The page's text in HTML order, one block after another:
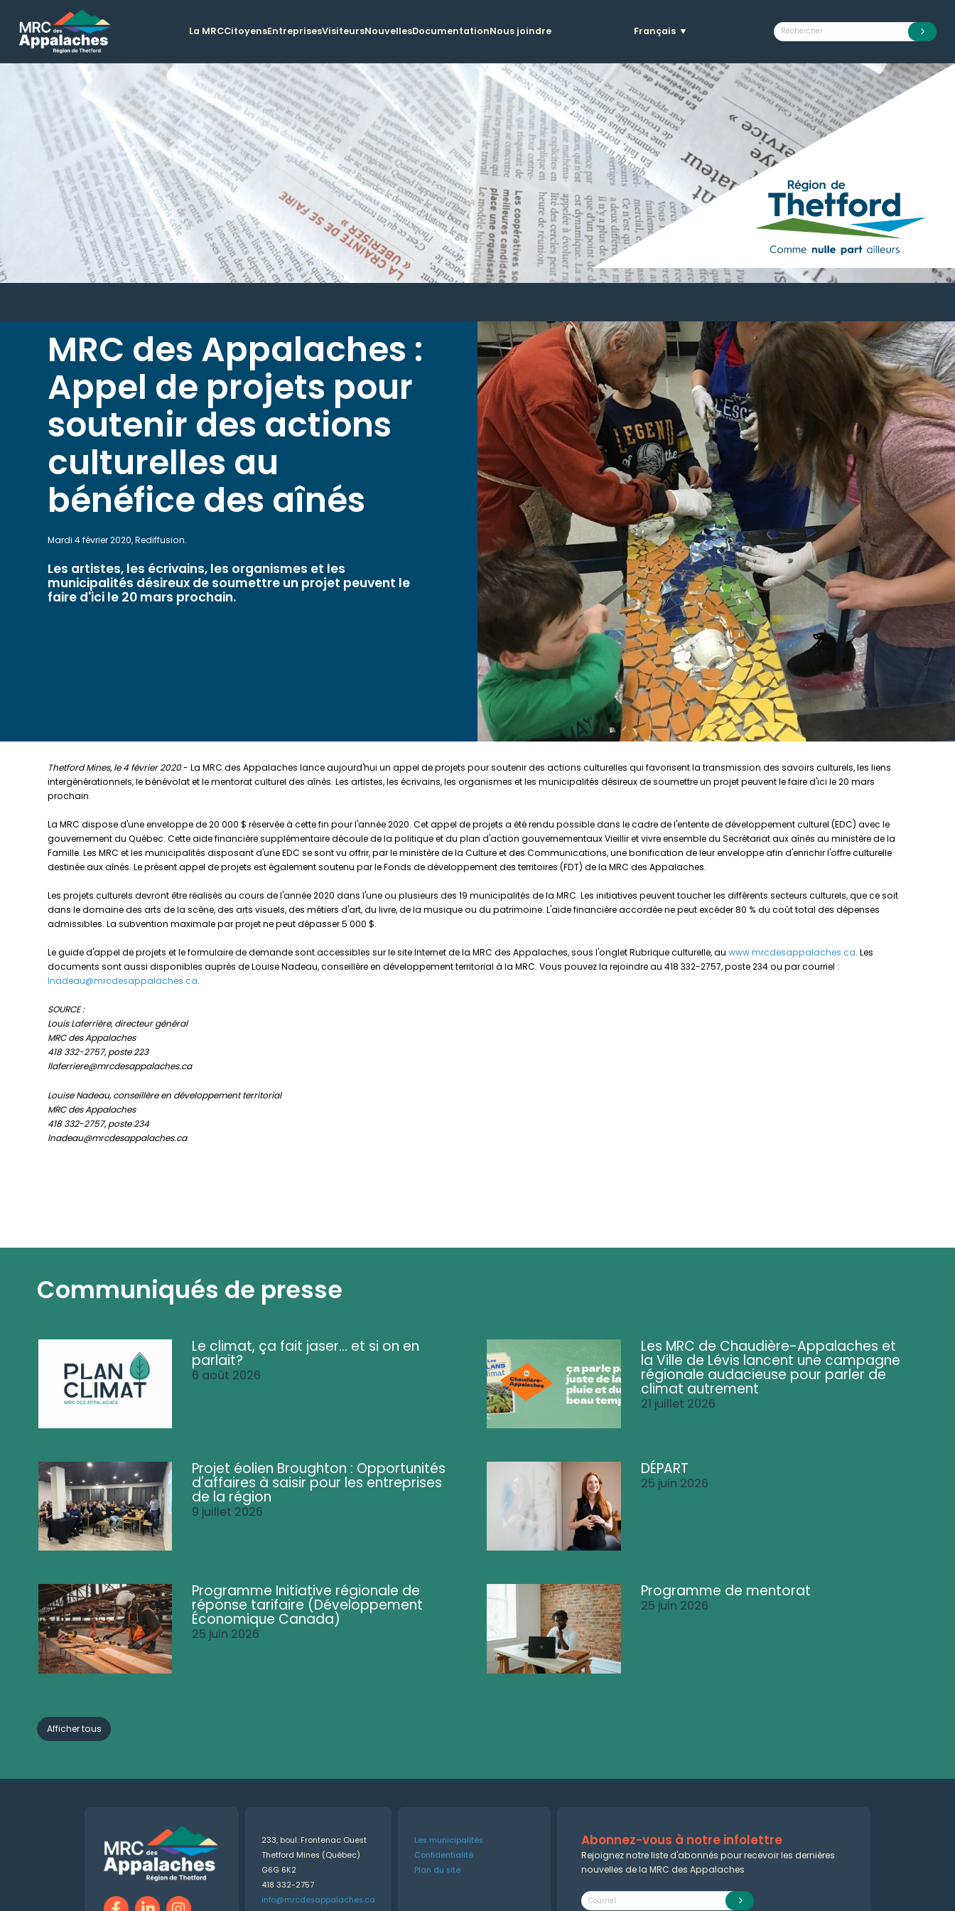
La MRCCitoyensEntreprisesVisiteursNouvellesDocumentationNous joindre Français ▼
MRC des Appalaches :
Appel de projets pour
soutenir des actions
culturelles au
bénéfice des aînés
Mardi 4 février 2020, Rediffusion.
Les artistes, les écrivains, les organismes et les
municipalités désireux de soumettre un projet peuvent le
faire d'ici le 20 mars prochain.
Thetford Mines, le 4 février 2020- La MRC des Appalaches lance aujourd'hui un appel de projets pour soutenir des actions culturelles qui favorisent la transmission des savoirs culturels, les liens
intergénérationnels, le bénévolat et le mentorat culturel des aînés. Les artistes, les écrivains, les organismes et les municipalités désireux de soumettre un projet peuvent le faire d'ici le 20 mars
prochain.
La MRC dispose d'une enveloppe de 20 000 $ réservée à cette fin pour l'année 2020. Cet appel de projets a été rendu possible dans le cadre de l'entente de développement culturel (EDC) avec le
gouvernement du Québec. Cette aide financière supplémentaire découle de la politique et du plan d'action gouvernementaux Vieillir et vivre ensemble du Secrétariat aux aînés au ministère de la
Famille. Les MRC et les municipalités disposant d'une EDC se sont vu offrir, par le ministère de la Culture et des Communications, une bonification de leur enveloppe afin d'enrichir l'offre culturelle
destinée aux aînés. Le présent appel de projets est également soutenu par le Fonds de développement des territoires (FDT) de la MRC des Appalaches.
Les projets culturels devront être réalisés au cours de l'année 2020 dans l'une ou plusieurs des 19 municipalités de la MRC. Les initiatives peuvent toucher les différents secteurs culturels, que ce soit
dans le domaine des arts de la scène, des arts visuels, des métiers d'art, du livre, de la musique ou du patrimoine. L'aide financière accordée ne peut excéder 80 % du coût total des dépenses
admissibles. La subvention maximale par projet ne peut dépasser 5 000 $.
Le guide d'appel de projets et le formulaire de demande sont accessibles sur le site Internet de la MRC des Appalaches, sous l'onglet Rubrique culturelle, auwww.mrcdesappalaches.ca. Les
documents sont aussi disponibles auprès de Louise Nadeau, conseillère en développement territorial à la MRC. Vous pouvez la rejoindre au 418 332-2757, poste 234 ou par courriel :
lnadeau@mrcdesappalaches.ca.
SOURCE :
Louis Laferrière, directeur général
MRC des Appalaches
418 332-2757, poste 223
llaferriere@mrcdesappalaches.ca
Louise Nadeau, conseillère en développement territorial
MRC des Appalaches
418 332-2757, poste 234
lnadeau@mrcdesappalaches.ca
Communiqués de presse
Le climat, ça fait jaser... et si on en
parlait?
6 août 2026
Les MRC de Chaudière-Appalaches et
la Ville de Lévis lancent une campagne
régionale audacieuse pour parler de
climat autrement
21 juillet 2026
Projet éolien Broughton : Opportunités
d'affaires à saisir pour les entreprises
de la région
9 juillet 2026
DÉPART
25 juin 2026
Programme Initiative régionale de
réponse tarifaire (Développement
Économique Canada)
25 juin 2026
Programme de mentorat
25 juin 2026
Afficher tous
233, boul. Frontenac Ouest
Thetford Mines (Québec)
G6G 6K2
418 332-2757
info@mrcdesappalaches.ca
Les municipalités
Confidentialité
Plan du site
Abonnez-vous à notre infolettre
Rejoignez notre liste d'abonnés pour recevoir les dernières
nouvelles de la MRC des Appalaches